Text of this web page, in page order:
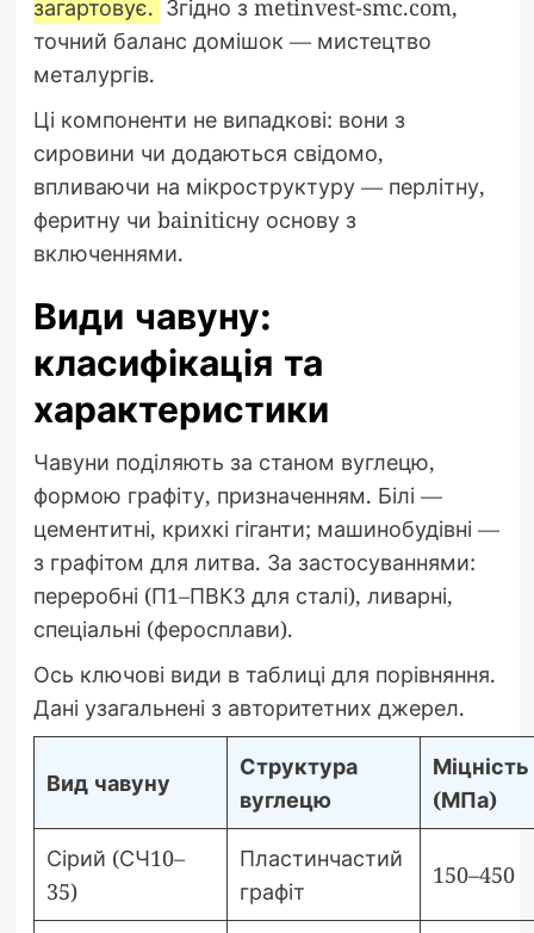
загартовує. Згідно з metinvest-smc.com,
точний баланс домішок — мистецтво
металургів.
Ці компоненти не випадкові: вони з
сировини чи додаються свідомо,
впливаючи на мікроструктуру — перлітну,
феритну чи bainiticну основу з
включеннями.
Види чавуну:
класифікація та
характеристики
Чавуни поділяють за станом вуглецю,
формою графіту, призначенням. Білі —
цементитні, крихкі гіганти; машинобудівні —
з графітом для литва. За застосуваннями:
переробні (П1–ПВК3 для сталі), ливарні,
спеціальні (феросплави).
Ось ключові види в таблиці для порівняння.
Дані узагальнені з авторитетних джерел.
Вид чавуну
Структура
вуглецю
Міцність
(МПа)
Сірий (СЧ10–
35)
Пластинчастий
графіт
150–450